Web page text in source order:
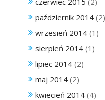
październik 2014 (2)
wrzesień 2014 (1)
sierpień 2014 (1)
lipiec 2014 (2)
maj 2014 (2)
kwiecień 2014 (4)